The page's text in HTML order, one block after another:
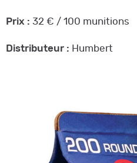
Prix : 32 € / 100 munitions
Distributeur : Humbert